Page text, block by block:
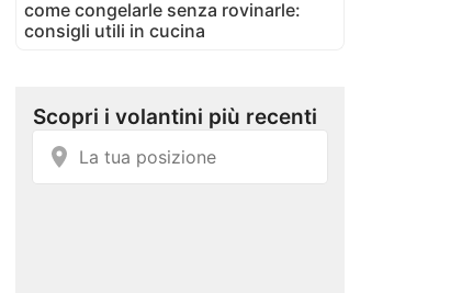
come congelarle senza rovinarle:
consigli utili in cucina